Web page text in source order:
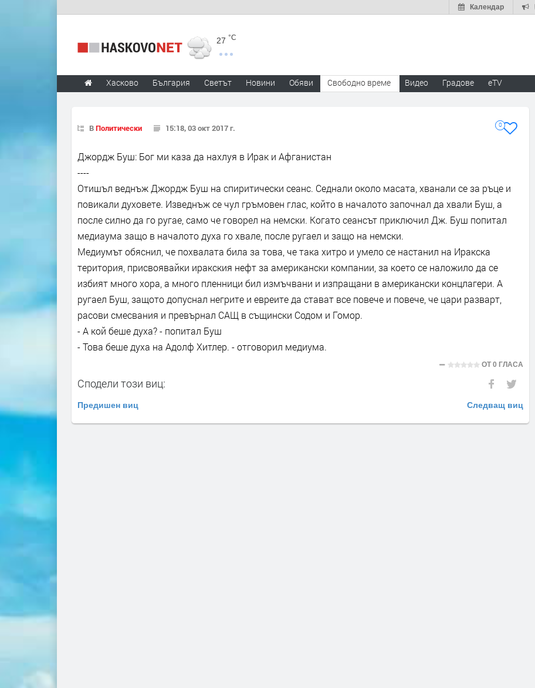
Календар
27 °C
Хасково България Светът Новини Обяви Свободно време Видео Градове eTV
ВПолитически 15:18, 03 окт 2017 г. 0
Джордж Буш: Бог ми каза да нахлуя в Ирак и Афганистан
----
Отишъл веднъж Джордж Буш на спиритически сеанс. Седнали около масата, хванали се за ръце и
повикали духовете. Изведнъж се чул гръмовен глас, който в началото започнал да хвали Буш, а
после силно да го ругае, само че говорел на немски. Когато сеансът приключил Дж. Буш попитал
медиаума защо в началото духа го хвале, после ругаел и защо на немски.
Медиумът обяснил, че похвалата била за това, че така хитро и умело се настанил на Иракска
територия, присвоявайки иракския нефт за американски компании, за което се наложило да се
избият много хора, а много пленници бил измъчвани и изпращани в американски концлагери. А
ругаел Буш, защото допуснал негрите и евреите да стават все повече и повече, че цари разварт,
расови смесвания и превърнал САЩ в същински Содом и Гомор.
- А кой беше духа? - попитал Буш
- Това беше духа на Адолф Хитлер. - отговорил медиума.
ОТ0 ГЛАСА
Сподели този виц:
Предишен виц Следващ виц